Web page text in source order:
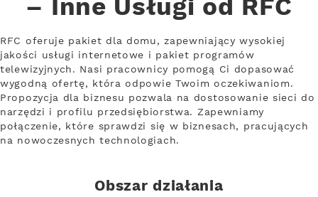
– Inne Usługi od RFC
RFC oferuje pakiet dla domu, zapewniający wysokiej
jakości usługi internetowe i pakiet programów
telewizyjnych. Nasi pracownicy pomogą Ci dopasować
wygodną ofertę, która odpowie Twoim oczekiwaniom.
Propozycja dla biznesu pozwala na dostosowanie sieci do
narzędzi i profilu przedsiębiorstwa. Zapewniamy
połączenie, które sprawdzi się w biznesach, pracujących
na nowoczesnych technologiach.
Obszar działania